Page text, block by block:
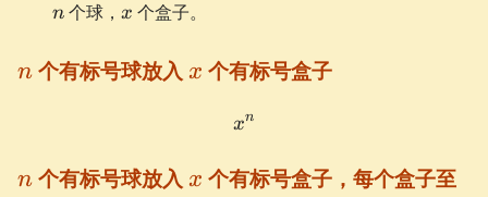
n
n 个球， x
x 个盒子。
n
n 个有标号球放入 x
x 个有标号盒子
x^{n}
xn
n
n 个有标号球放入 x
x 个有标号盒子，每个盒子至